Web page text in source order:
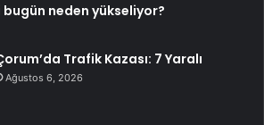
bugün neden yükseliyor?
Trafik Kazası: 7 Yaralı
Ağustos 6, 2026